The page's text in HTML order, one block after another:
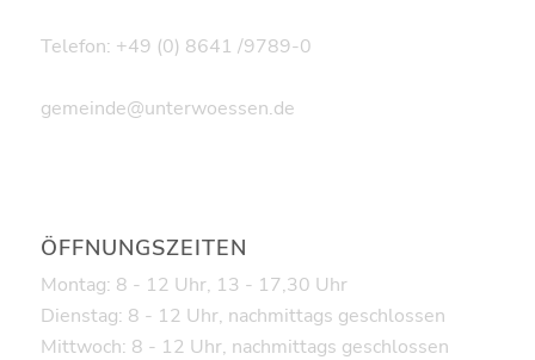
Telefon: +49 (0) 8641 /9789-0
gemeinde@unterwoessen.de
ÖFFNUNGSZEITEN
Montag: 8 - 12 Uhr, 13 - 17,30 Uhr
Dienstag: 8 - 12 Uhr, nachmittags geschlossen
Mittwoch: 8 - 12 Uhr, nachmittags geschlossen